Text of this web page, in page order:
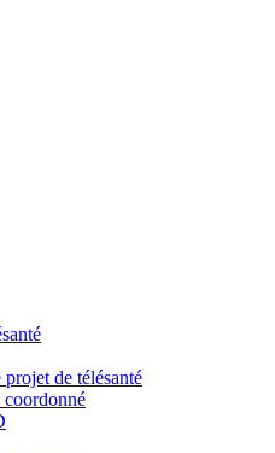
de télésanté
coordonné